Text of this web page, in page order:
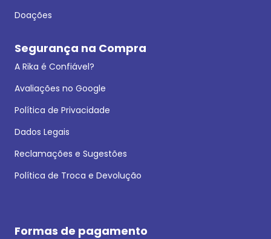
Doações
Segurança na Compra
A Rika é Confiável?
Avaliações no Google
Política de Privacidade
Dados Legais
Reclamações e Sugestões
Política de Troca e Devolução
Formas de pagamento